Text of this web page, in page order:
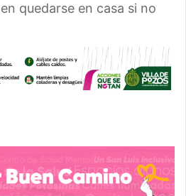
quedarse en casa si no